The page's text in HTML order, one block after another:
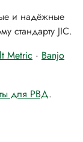
и надёжные
стандарту JIC.
Metric · Banjo
для РВД.